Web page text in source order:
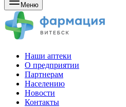
Меню
Наши аптеки
О предприятии
Партнерам
Населению
Новости
Контакты